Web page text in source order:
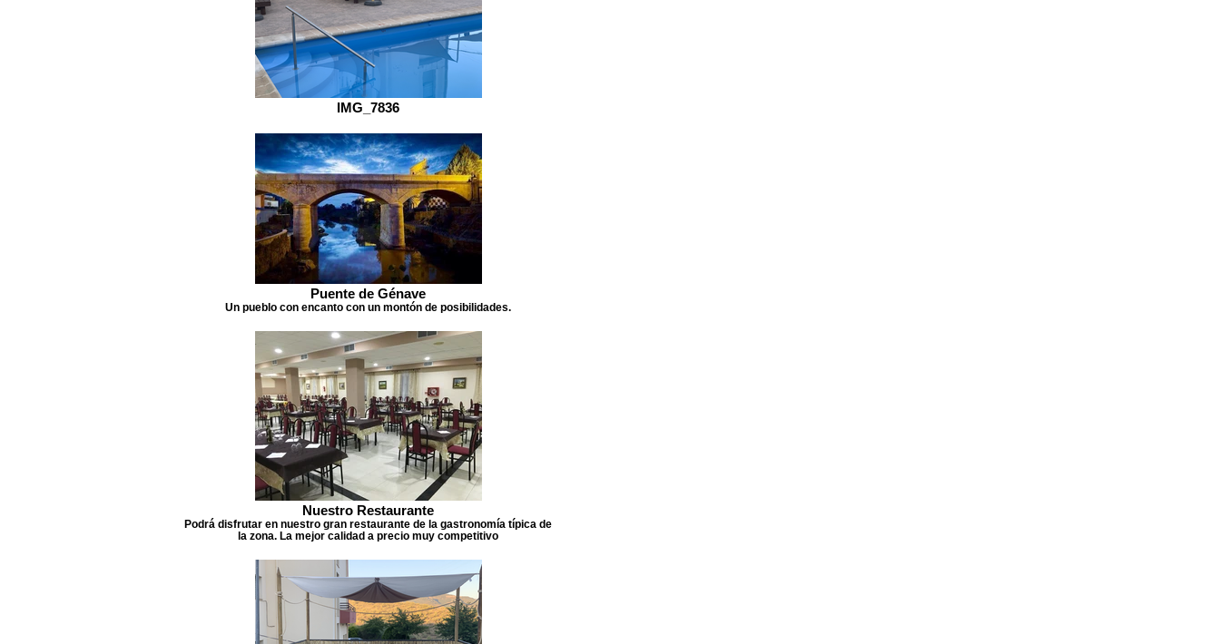
IMG_7836
Puente de Génave
Un pueblo con encanto con un montón de posibilidades.
Nuestro Restaurante
Podrá disfrutar en nuestro gran restaurante de la gastronomía típica de
la zona. La mejor calidad a precio muy competitivo